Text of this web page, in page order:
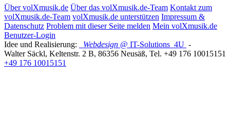
Über volXmusik.de Über das volXmusik.de-Team Kontakt zum
volXmusik.de-Team volXmusik.de unterstützen Impressum &
Datenschutz Problem mit dieser Seite melden Mein volXmusik.de
Benutzer-Login
Idee und Realisierung:
Webdesign @ IT-Solutions 4U -
Walter Säckl, Keltenstr. 2 B, 86356 Neusäß, Tel. +49 176 10015151
+49 176 10015151